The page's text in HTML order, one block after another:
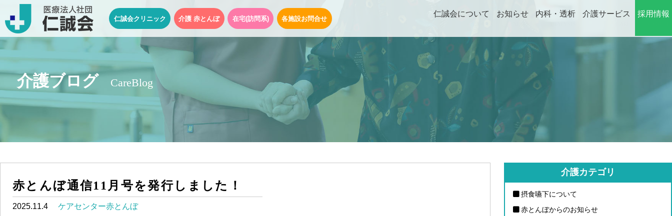
仁誠会クリニック 介護 赤とんぼ 在宅(訪問系) 各施設お問合せ
仁誠会について お知らせ 内科・透析 介護サービス 採用情報
介護ブログ CareBlog
赤とんぼ通信11月号を発行しました！
2025.11.4 ケアセンター赤とんぼ
介護カテゴリ
摂食嚥下について
赤とんぼからのお知らせ